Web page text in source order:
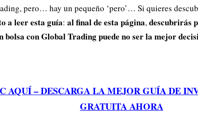
pero… hay un pequeño ‘pero’… Si quieres
a leer esta guía: al final de esta página,descubrirás
bolsa con Global Trading puede no ser la mejor
AQUÍ – DESCARGA LA MEJOR GUÍA DE
GRATUITA AHORA